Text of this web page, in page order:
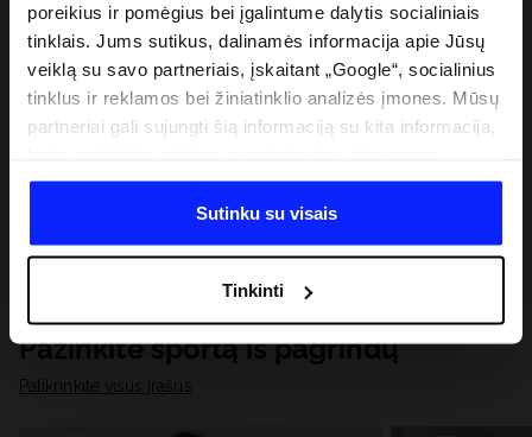
poreikius ir pomėgius bei įgalintume dalytis socialiniais
tinklais. Jums sutikus, dalinamės informacija apie Jūsų
veiklą su savo partneriais, įskaitant „Google“, socialinius
tinklus ir reklamos bei žiniatinklio analizės įmones. Mūsų
partneriai gali sujungti šią informaciją su kita informacija,
duomenimis, kuriuos jie gauna, kai naudojatės jų
paslaugomis. Gavus Jūsų leidimą, mes galime perduoti
Jūsų asmeninę informaciją savo partneriams, siekdami
analitinius tyrimus, pritaikyti turinį ir tobulinti mūsų
partnerių siūlomus sprendimus (pvz., socialinius tinklus).
Išsamią informaciją rasite mūsų Privatumo politikoje ir
skiltyje „Išsami informacija“.
Sutinku su visais
Tinkinti
Pažinkite sportą iš pagrindų
Patikrinkite visus įrašus